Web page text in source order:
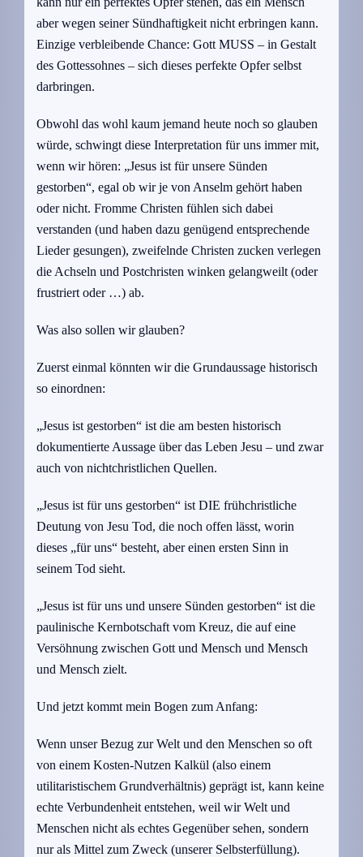
aber wegen seiner Sündhaftigkeit nicht erbringen kann.
Einzige verbleibende Chance: Gott MUSS – in Gestalt
des Gottessohnes – sich dieses perfekte Opfer selbst
darbringen.
Obwohl das wohl kaum jemand heute noch so glauben
würde, schwingt diese Interpretation für uns immer mit,
wenn wir hören: „Jesus ist für unsere Sünden
gestorben“, egal ob wir je von Anselm gehört haben
oder nicht. Fromme Christen fühlen sich dabei
verstanden (und haben dazu genügend entsprechende
Lieder gesungen), zweifelnde Christen zucken verlegen
die Achseln und Postchristen winken gelangweilt (oder
frustriert oder …) ab.
Was also sollen wir glauben?
Zuerst einmal könnten wir die Grundaussage historisch
so einordnen:
„Jesus ist gestorben“ ist die am besten historisch
dokumentierte Aussage über das Leben Jesu – und zwar
auch von nichtchristlichen Quellen.
„Jesus ist für uns gestorben“ ist DIE frühchristliche
Deutung von Jesu Tod, die noch offen lässt, worin
dieses „für uns“ besteht, aber einen ersten Sinn in
seinem Tod sieht.
„Jesus ist für uns und unsere Sünden gestorben“ ist die
paulinische Kernbotschaft vom Kreuz, die auf eine
Versöhnung zwischen Gott und Mensch und Mensch
und Mensch zielt.
Und jetzt kommt mein Bogen zum Anfang:
Wenn unser Bezug zur Welt und den Menschen so oft
von einem Kosten-Nutzen Kalkül (also einem
utilitaristischem Grundverhältnis) geprägt ist, kann keine
echte Verbundenheit entstehen, weil wir Welt und
Menschen nicht als echtes Gegenüber sehen, sondern
nur als Mittel zum Zweck (unserer Selbsterfüllung).